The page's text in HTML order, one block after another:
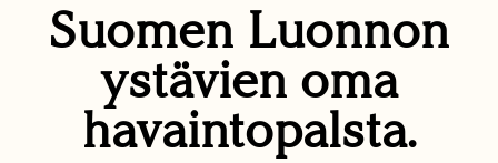
Suomen Luonnon
ystävien oma
havaintopalsta.